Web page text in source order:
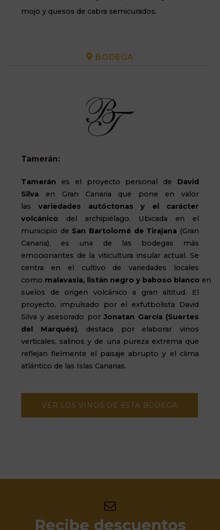
mojo y quesos de cabra semicurados.
BODEGA
Tamerán:
Tamerán es el proyecto personal de David
Silva en Gran Canaria que pone en valor
las variedades autóctonas y el carácter
volcánico del archipiélago. Ubicada en el
municipio de San Bartolomé de Tirajana (Gran
Canaria), es una de las bodegas más
emocionantes de la viticultura insular actual. Se
centra en el cultivo de variedades locales
como malavasía, listán negro y baboso blanco en
suelos de origen volcánico a gran altitud. El
proyecto, impulsado por el exfutbolista David
Silva y asesorado porJonatan García (Suertes
del Marqués), destaca por elaborar vinos
verticales, salinos y de una pureza extrema que
reflejan fielmente el paisaje abrupto y el clima
atlántico de las Islas Canarias.
VER LOS VINOS DE ESTA BODEGA
Recibe descuentos